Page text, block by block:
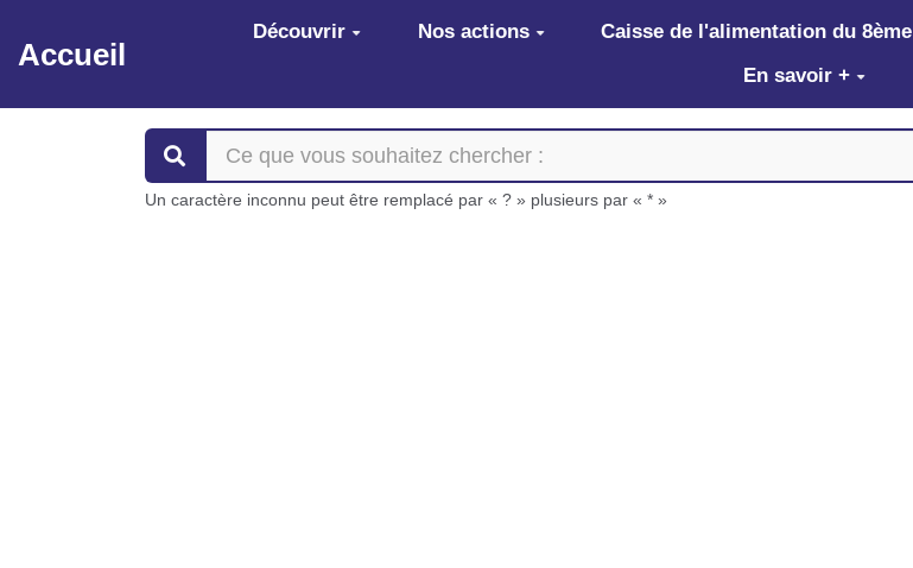
Aller au contenu principal
Accueil
Découvrir Nos actions Caisse de l'alimentation du 8ème
En savoir +
Un caractère inconnu peut être remplacé par « ? » plusieurs par « * »